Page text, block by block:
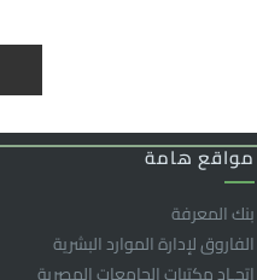
مواقع هامة
بنك المعرفة
الفاروق ﻹدارة الموارد البشرية